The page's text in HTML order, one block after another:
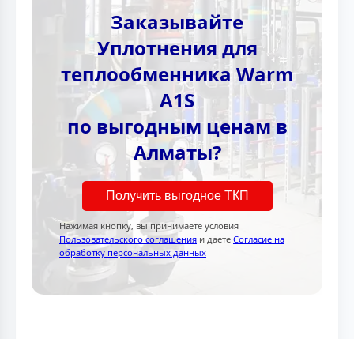
Заказывайте
Уплотнения для
теплообменника Warm
A1S
по выгодным ценам в
Алматы?
Получить выгодное ТКП
Нажимая кнопку, вы принимаете условия
Пользовательского соглашения и даете Согласие на
обработку персональных данных